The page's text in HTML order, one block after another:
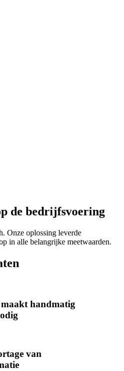
de bedrijfsvoering
Onze oplossing leverde
in alle belangrijke meetwaarden.
handmatig
van